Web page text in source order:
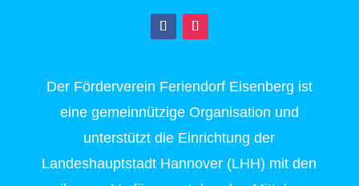
Der Förderverein Feriendorf Eisenberg ist
eine gemeinnützige Organisation und
unterstützt die Einrichtung der
Landeshauptstadt Hannover (LHH) mit den